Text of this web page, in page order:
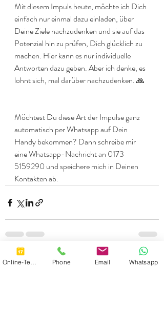
Mit diesem Impuls heute, möchte ich Dich
einfach nur einmal dazu einladen, über
Deine Ziele nachzudenken und sie auf das
Potenzial hin zu prüfen, Dich glücklich zu
machen. Hier kann es nur individuelle
Antworten dazu geben. Aber ich denke, es
lohnt sich, mal darüber nachzudenken. 🙏
Möchtest Du diese Art der Impulse ganz
automatisch per Whatsapp auf Dein
Handy bekommen? Dann schreibe mir
eine Whatsapp-Nachricht an 0173
5159290 und speichere mich in Deinen
Kontakten ab.
Aktuelle Beiträge Alle ansehen
Phone Email Whatsapp